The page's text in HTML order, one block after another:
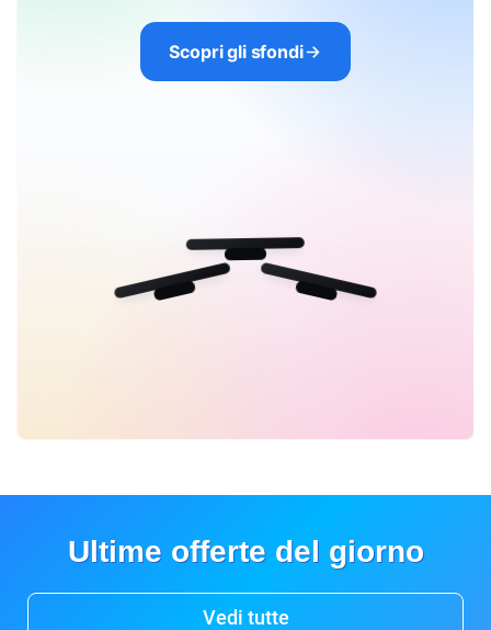
Scopri gli sfondi
Ultime offerte del giorno
Vedi tutte